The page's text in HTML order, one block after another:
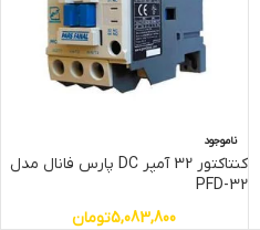
ناموجود
کنتاکتور 32 آمپر DC پارس فانال مدل
PFD-32
5,083,800تومان